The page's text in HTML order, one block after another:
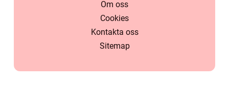
Om oss
Cookies
Kontakta oss
Sitemap